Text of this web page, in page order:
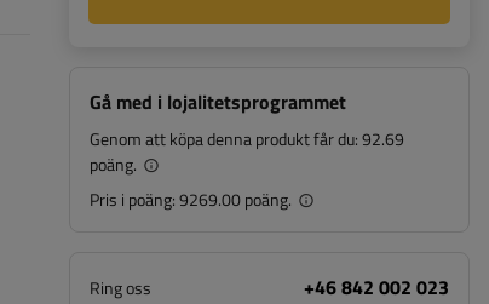
Gå med i lojalitetsprogrammet
Genom att köpa denna produkt får du:92.69
poäng.
Pris i poäng:9269.00 poäng.
Ring oss +46 842 002 023